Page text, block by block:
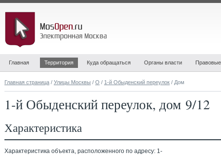
Главная Территория Куда обращаться Органы власти
Главная страница / Улицы Москвы / О / 1-й Обыденский переулок / Дом
1-й Обыденский переулок, дом 9/12
Характеристика
Характеристика объекта, расположенного по адресу: 1-